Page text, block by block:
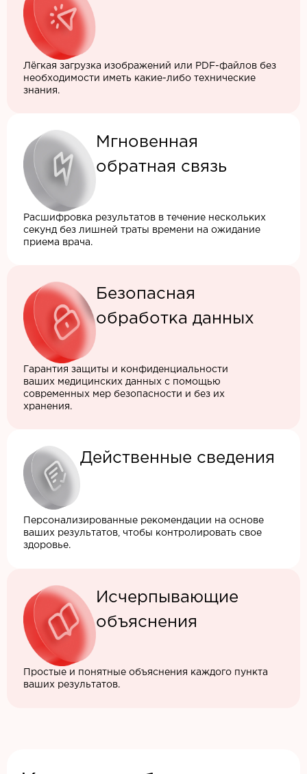
Лёгкая загрузка изображений или PDF-файлов без
необходимости иметь какие-либо технические
знания.
Мгновенная
обратная связь
Расшифровка результатов в течение нескольких
секунд без лишней траты времени на ожидание
приема врача.
Безопасная
обработка данных
Гарантия защиты и конфиденциальности
ваших медицинских данных с помощью
современных мер безопасности и без их
хранения.
Действенные сведения
Персонализированные рекомендации на основе
ваших результатов, чтобы контролировать свое
здоровье.
Исчерпывающие
объяснения
Простые и понятные объяснения каждого пункта
ваших результатов.